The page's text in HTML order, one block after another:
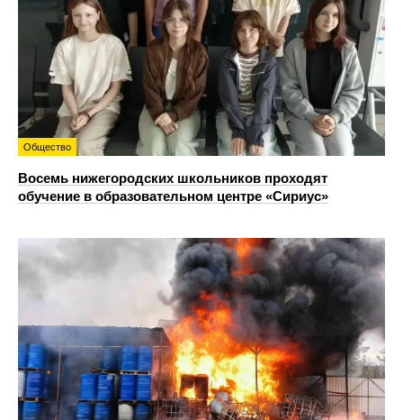
Общество
Восемь нижегородских школьников проходят
обучение в образовательном центре «Сириус»